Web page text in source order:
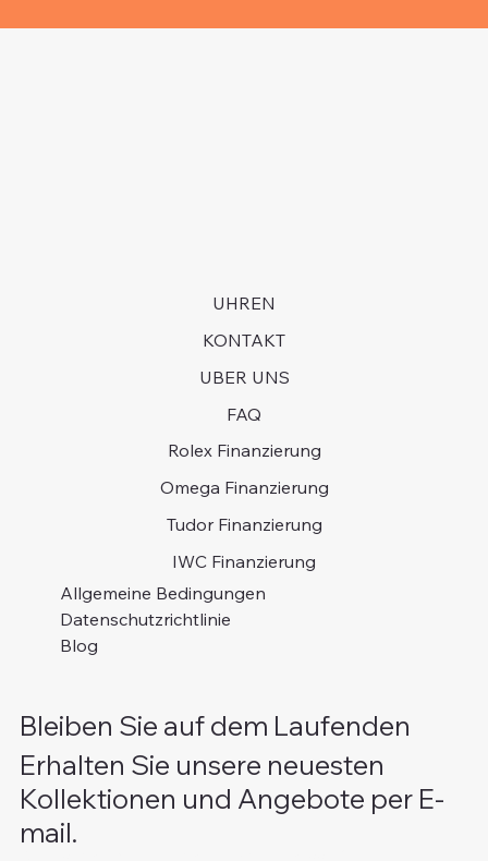
UHREN
KONTAKT
UBER UNS
FAQ
Rolex Finanzierung
Omega Finanzierung
Tudor Finanzierung
IWC Finanzierung
Allgemeine Bedingungen
Datenschutzrichtlinie
Blog
Bleiben Sie auf dem Laufenden
Erhalten Sie unsere neuesten
Kollektionen und Angebote per E-
mail.